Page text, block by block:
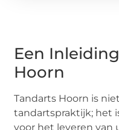
Een
Hoorn
Tandarts Hoorn is
tandartspraktijk; het
voor het leveren van